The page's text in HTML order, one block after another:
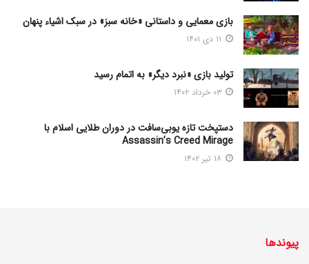
بازی معمایی و داستانی «خانه سبز» در سبک اشیاء پنهان
تولید بازی «نبرد دیگر» به اتمام رسید
دستپخت تازه یوبی‌سافت در دوران طلایی اسلام با
Assassin’s Creed Mirage
پیوندها